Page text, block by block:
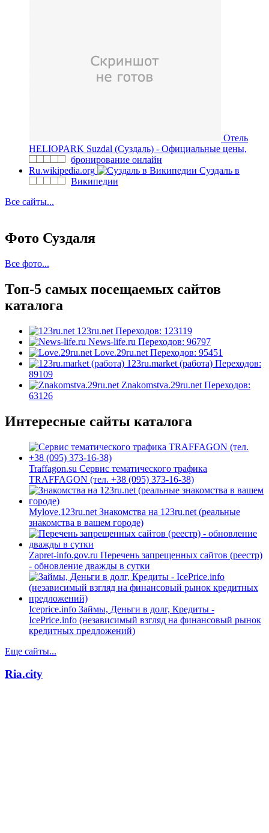
Отель
HELIOPARK Suzdal (Суздаль) - Официальные цены,
бронирование онлайн
Ru.wikipedia.org
Суздаль в
Википедии
Все сайты...
Фото Суздаля
Все фото...
Топ-5 самых посещаемых сайтов
каталога
123ru.net Переходов: 123119
News-life.ru Переходов: 96797
Love.29ru.net Переходов: 95451
123ru.market (работа) Переходов:
89109
Znakomstva.29ru.net Переходов:
63126
Интересные сайты каталога
Traffagon.su Сервис тематического трафика
TRAFFAGON (тел. +38 (095) 373-16-38)
Mylove.123ru.net Знакомства на 123ru.net (реальные
знакомства в вашем городе)
Zapret-info.gov.ru Перечень запрещенных сайтов (реестр)
- обновление дважды в сутки
Iceprice.info Займы, Деньги в долг, Кредиты -
IcePrice.info (независимый взгляд на финансовый рынок
кредитных предложений)
Еще сайты...
Ria.city